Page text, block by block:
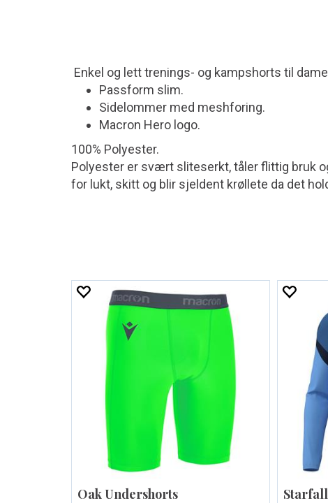
Enkel og lett trenings- og kampshorts til
Passform slim.
Sidelommer med meshforing.
Macron Hero logo.
100% Polyester.
Polyester er svært sliteserkt, tåler flittig bruk
for lukt, skitt og blir sjeldent krøllete da det
Oak Undershorts